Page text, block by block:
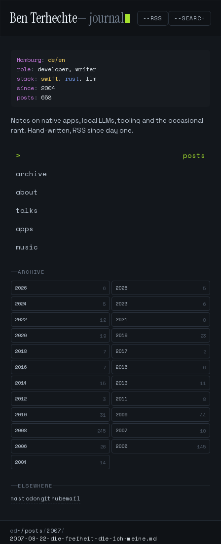
Ben Terhechte— journal --RSS --SEARCH
Hamburg: de/en
role: developer, writer
stack: swift, rust, llm
since: 2004
posts : 658
Notes on native apps, local LLMs, tooling and the occasional
rant. Hand-written, RSS since day one.
posts
archive
about
talks
apps
music
ARCHIVE
2026
6 2025 5
2024 5 2023 6
2022 12 2021 8
2020 19 2019 23
2018 7 2017 2
2016 7 2015 6
2014 15 2013 11
2012 3 2011 8
2010 31 2009 44
2008 245 2007 10
2006 26 2005 145
2004 14
ELSEWHERE
mastodongithubemail
cd~/posts /2007/
2007-08-22-die-freiheit-die-ich-meine.md